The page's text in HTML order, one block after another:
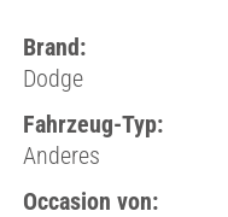
Brand:
Dodge
Fahrzeug-Typ:
Anderes
Occasion von: